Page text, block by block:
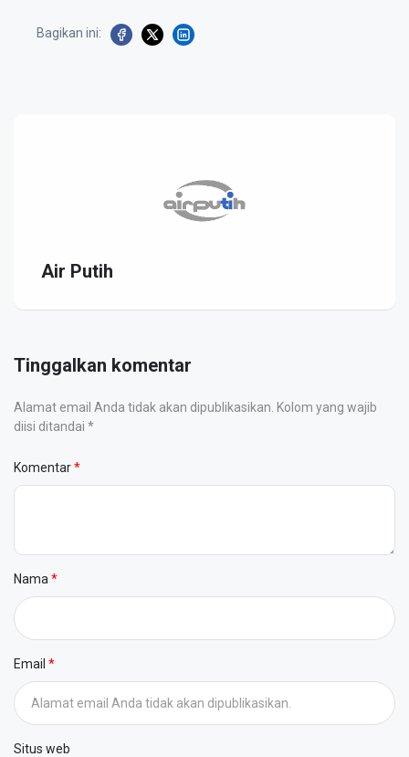
Bagikan ini:
Air Putih
Tinggalkan komentar
Alamat email Anda tidak akan dipublikasikan. Kolom yang wajib
diisi ditandai *
Komentar
Nama
Email
Situs web